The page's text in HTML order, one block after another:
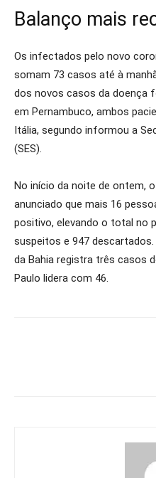
Balanço mais
Os infectados pelo novo
somam 73 casos até à
dos novos casos da doença
em Pernambuco, ambos
Itália, segundo informou a
(SES).
No início da noite de ontem,
anunciado que mais 16
positivo, elevando o total no
suspeitos e 947
da Bahia registra três casos
Paulo lidera com 46.